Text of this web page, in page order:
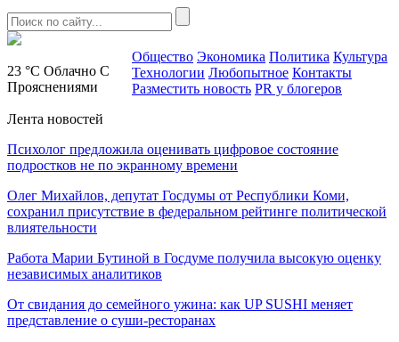
23 °C Облачно С
Прояснениями
Общество Экономика Политика Культура
Технологии Любопытное Контакты
Разместить новость PR у блогеров
Лента новостей
Психолог предложила оценивать цифровое состояние
подростков не по экранному времени
Олег Михайлов, депутат Госдумы от Республики Коми,
сохранил присутствие в федеральном рейтинге политической
влиятельности
Работа Марии Бутиной в Госдуме получила высокую оценку
независимых аналитиков
От свидания до семейного ужина: как UP SUSHI меняет
представление о суши-ресторанах